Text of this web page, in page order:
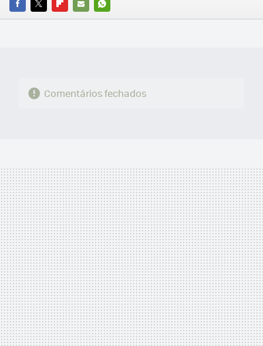
FACEBOOK
TWITTERFLIPBOARD
E-
WHATSAPP
Comentários fechados